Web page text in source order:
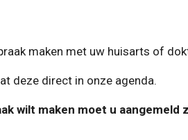
maken met uw huisarts of
deze direct in onze agenda.
wilt maken moet u aangemeld